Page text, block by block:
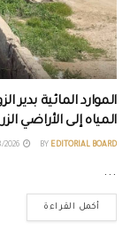
الموارد المائية
المياه إلى الأراضي
BY EDITORIAL BOARD
...
أكمل القراءة